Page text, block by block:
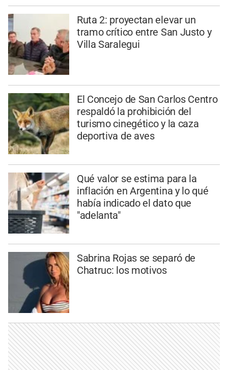
Ruta 2: proyectan elevar un
tramo crítico entre San Justo y
Villa Saralegui
El Concejo de San Carlos Centro
respaldó la prohibición del
turismo cinegético y la caza
deportiva de aves
Qué valor se estima para la
inflación en Argentina y lo qué
había indicado el dato que
"adelanta"
Sabrina Rojas se separó de
Chatruc: los motivos